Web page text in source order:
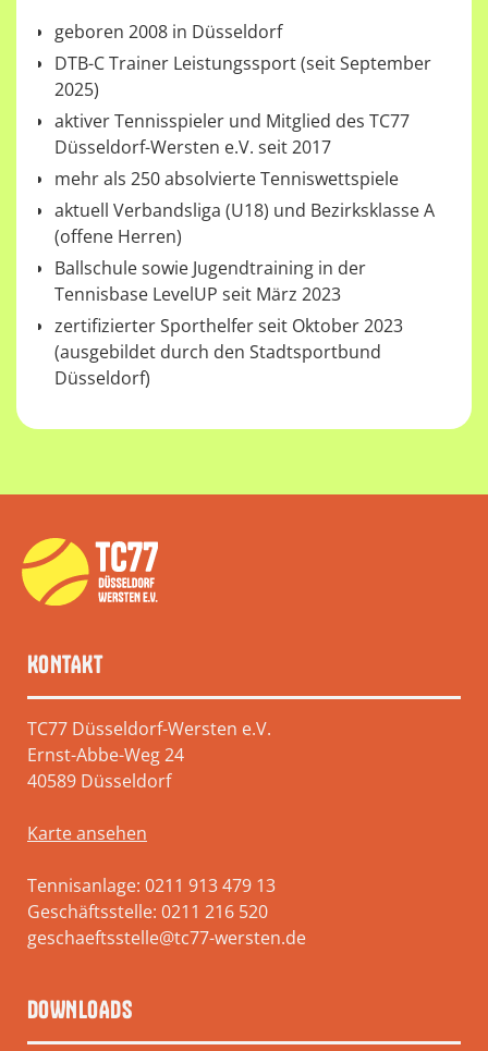
geboren 2008 in Düsseldorf
DTB-C Trainer Leistungssport (seit September
2025)
aktiver Tennisspieler und Mitglied des TC77
Düsseldorf-Wersten e.V. seit 2017
mehr als 250 absolvierte Tenniswettspiele
aktuell Verbandsliga (U18) und Bezirksklasse A
(offene Herren)
Ballschule sowie Jugendtraining in der
Tennisbase LevelUP seit März 2023
zertifizierter Sporthelfer seit Oktober 2023
(ausgebildet durch den Stadtsportbund
Düsseldorf)
KONTAKT
TC77 Düsseldorf-Wersten e.V.
Ernst-Abbe-Weg 24
40589 Düsseldorf
Karte ansehen
Tennisanlage: 0211 913 479 13
Geschäftsstelle: 0211 216 520
geschaeftsstelle@tc77-wersten.de
DOWNLOADS